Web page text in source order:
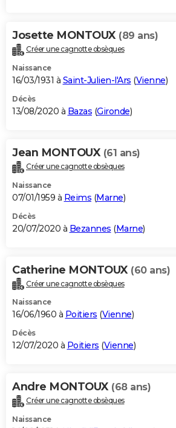
Josette MONTOUX (89 ans)
Créer une cagnotte obsèques
Naissance
16/03/1931 à Saint-Julien-l'Ars (Vienne)
Décès
13/08/2020 à Bazas (Gironde)
Jean MONTOUX (61 ans)
Créer une cagnotte obsèques
Naissance
07/01/1959 à Reims (Marne)
Décès
20/07/2020 à Bezannes (Marne)
Catherine MONTOUX (60 ans)
Créer une cagnotte obsèques
Naissance
16/06/1960 à Poitiers (Vienne)
Décès
12/07/2020 à Poitiers (Vienne)
Andre MONTOUX (68 ans)
Créer une cagnotte obsèques
Naissance